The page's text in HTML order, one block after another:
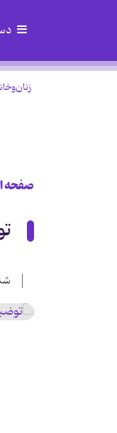
صفحه
شنبه ۲۸